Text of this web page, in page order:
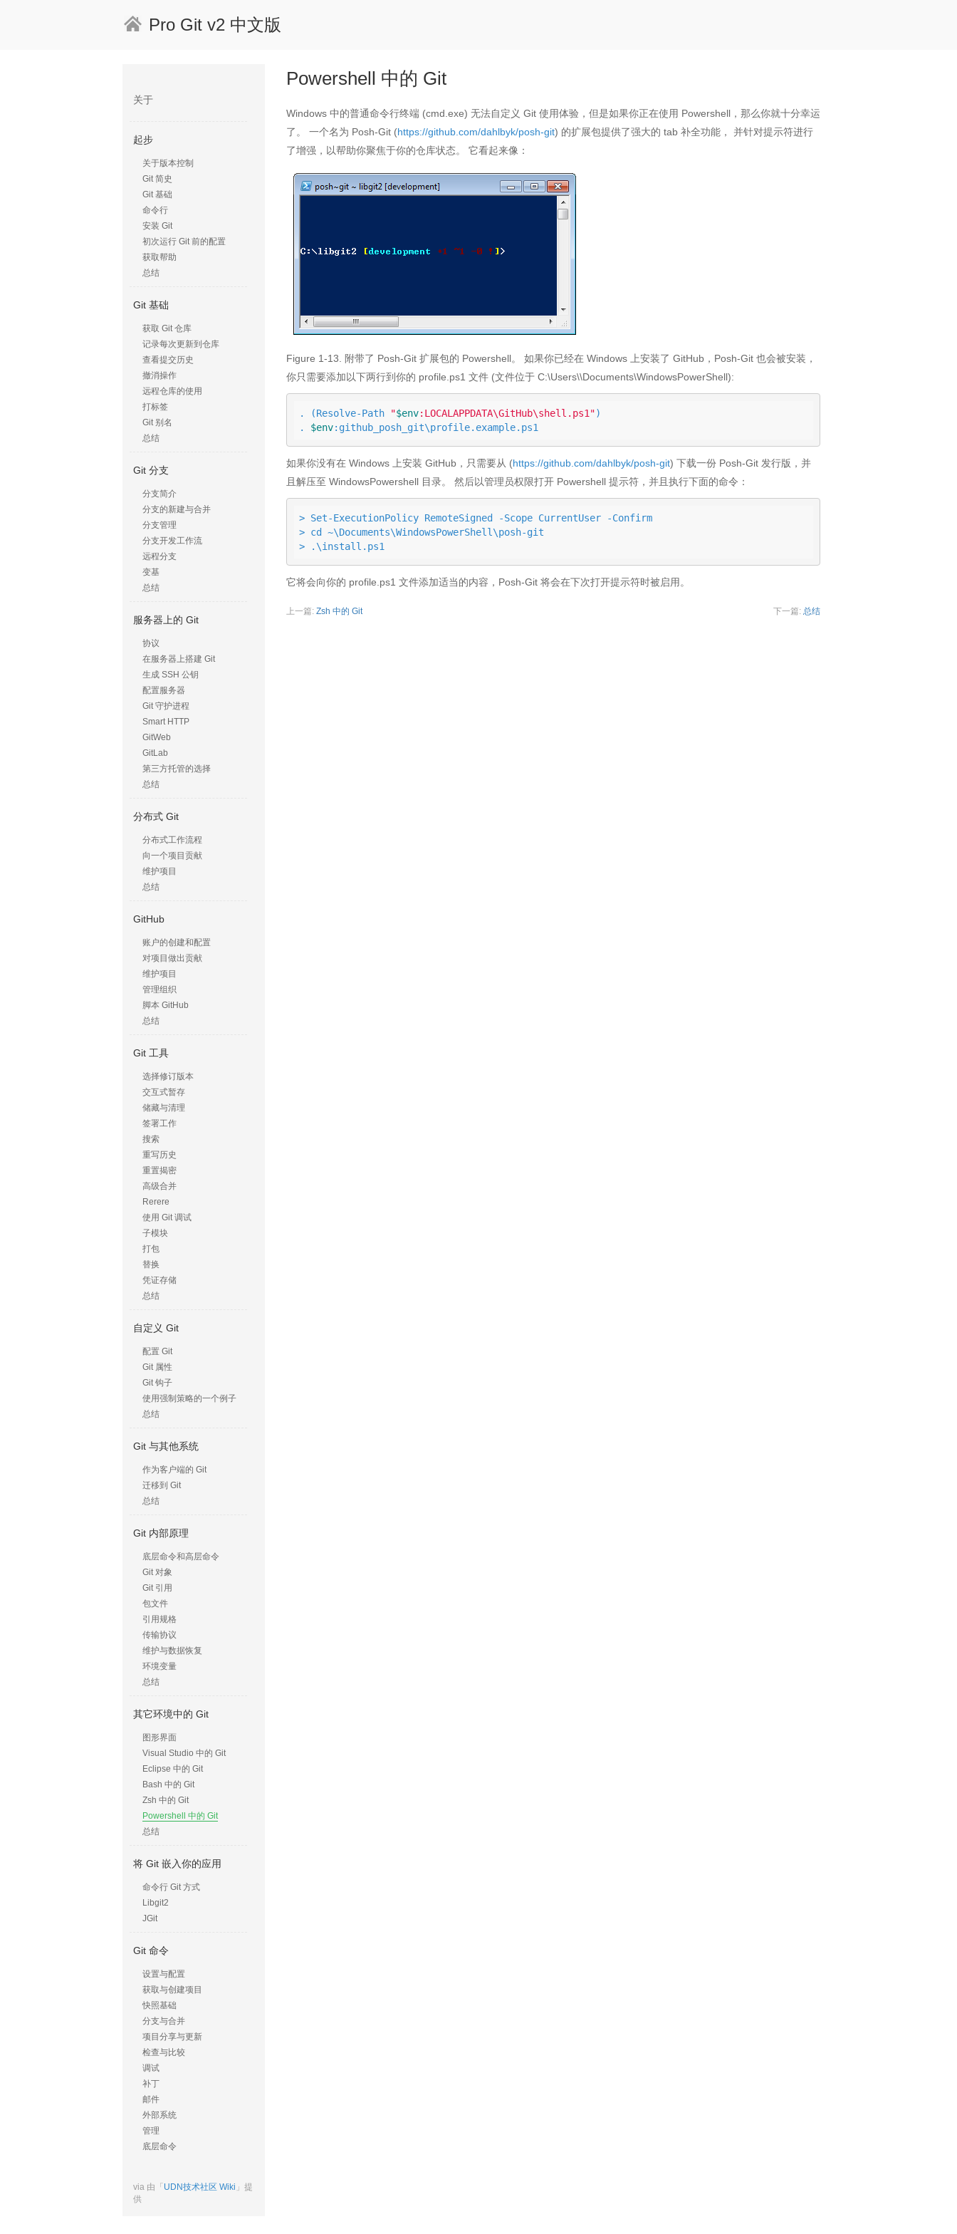
Pro Git v2 中文版
关于
起步
关于版本控制
Git 简史
Git 基础
命令行
安装 Git
初次运行 Git 前的配置
获取帮助
总结
Git 基础
获取 Git 仓库
记录每次更新到仓库
查看提交历史
撤消操作
远程仓库的使用
打标签
Git 别名
总结
Git 分支
分支简介
分支的新建与合并
分支管理
分支开发工作流
远程分支
变基
总结
服务器上的 Git
协议
在服务器上搭建 Git
生成 SSH 公钥
配置服务器
Git 守护进程
Smart HTTP
GitWeb
GitLab
第三方托管的选择
总结
分布式 Git
分布式工作流程
向一个项目贡献
维护项目
总结
GitHub
账户的创建和配置
对项目做出贡献
维护项目
管理组织
脚本 GitHub
总结
Git 工具
选择修订版本
交互式暂存
储藏与清理
签署工作
搜索
重写历史
重置揭密
高级合并
Rerere
使用 Git 调试
子模块
打包
替换
凭证存储
总结
自定义 Git
配置 Git
Git 属性
Git 钩子
使用强制策略的一个例子
总结
Git 与其他系统
作为客户端的 Git
迁移到 Git
总结
Git 内部原理
底层命令和高层命令
Git 对象
Git 引用
包文件
引用规格
传输协议
维护与数据恢复
环境变量
总结
其它环境中的 Git
图形界面
Visual Studio 中的 Git
Eclipse 中的 Git
Bash 中的 Git
Zsh 中的 Git
Powershell 中的 Git
总结
将 Git 嵌入你的应用
命令行 Git 方式
Libgit2
JGit
Git 命令
设置与配置
获取与创建项目
快照基础
分支与合并
项目分享与更新
检查与比较
调试
补丁
邮件
外部系统
管理
底层命令
via 由「 UDN技术社区 Wiki 」提
供
Powershell 中的 Git
Windows 中的普通命令行终端 (cmd.exe) 无法自定义 Git 使用体验，但是如果你正在使用 Powershell，那么你就十分幸运
了。 一个名为 Posh-Git (https://github.com/dahlbyk/posh-git) 的扩展包提供了强大的 tab 补全功能， 并针对提示符进行
了增强，以帮助你聚焦于你的仓库状态。 它看起来像：
Figure 1-13. 附带了 Posh-Git 扩展包的 Powershell。 如果你已经在 Windows 上安装了 GitHub，Posh-Git 也会被安装，
你只需要添加以下两行到你的 profile.ps1 文件 (文件位于 C:\Users\\Documents\WindowsPowerShell):
. (Resolve-Path "$env:LOCALAPPDATA\GitHub\shell.ps1")
. $env:github_posh_git\profile.example.ps1
如果你没有在 Windows 上安装 GitHub，只需要从 (https://github.com/dahlbyk/posh-git) 下载一份 Posh-Git 发行版，并
且解压至 WindowsPowershell 目录。 然后以管理员权限打开 Powershell 提示符，并且执行下面的命令：
> Set-ExecutionPolicy RemoteSigned -Scope CurrentUser -Confirm
> cd ~\Documents\WindowsPowerShell\posh-git
> .\install.ps1
它将会向你的 profile.ps1 文件添加适当的内容，Posh-Git 将会在下次打开提示符时被启用。
上一篇: Zsh 中的 Git 下一篇: 总结